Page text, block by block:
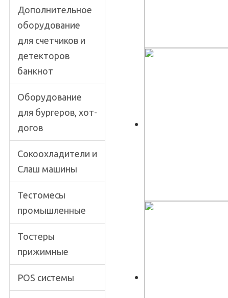
Дополнительное
оборудование
для счетчиков и
детекторов
банкнот
Оборудование
для бургеров, хот-
догов
Сокоохладители и
Слаш машины
Тестомесы
промышленные
Тостеры
прижимные
POS системы